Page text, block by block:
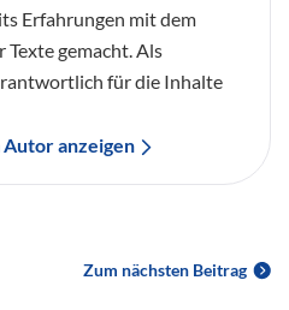
Erfahrungen mit dem
Texte gemacht. Als
für die Inhalte
anzeigen
Zum nächsten Beitrag